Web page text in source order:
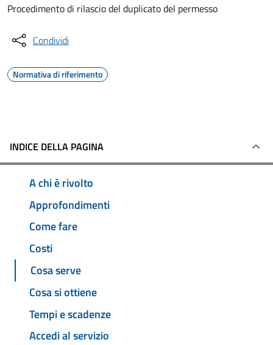
Procedimento di rilascio del duplicato del permesso
Condividi
Normativa di riferimento
INDICE DELLA PAGINA
A chi è rivolto
Approfondimenti
Come fare
Costi
Cosa serve
Cosa si ottiene
Tempi e scadenze
Accedi al servizio